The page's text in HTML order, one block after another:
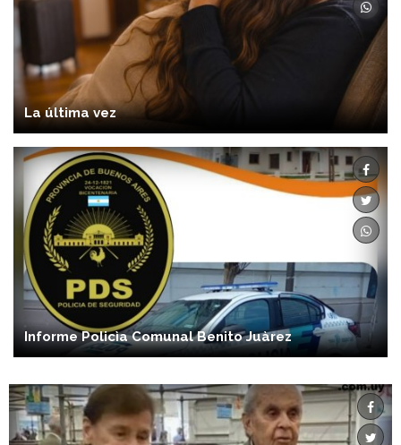
La última vez
Informe Policìa Comunal Benito Juàrez